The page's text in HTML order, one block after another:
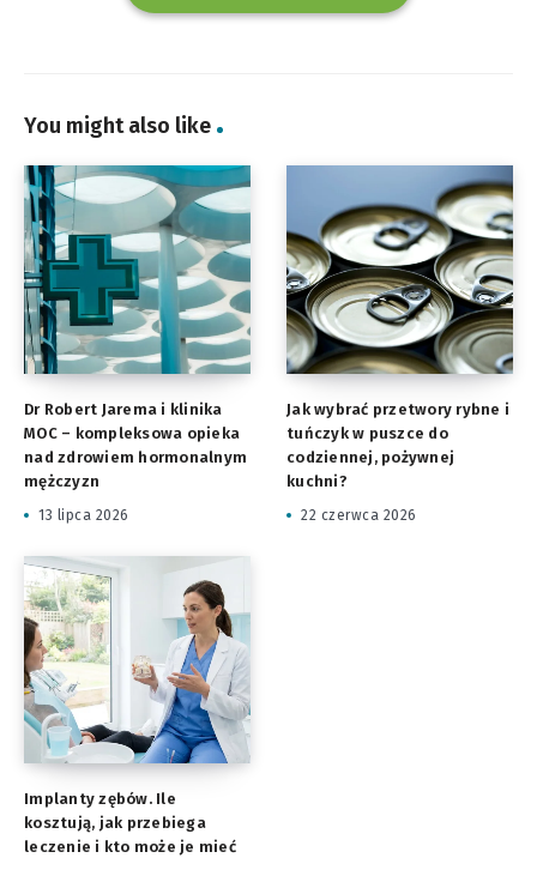
You might also like
Dr Robert Jarema i klinika
MOC – kompleksowa opieka
nad zdrowiem hormonalnym
mężczyzn
13 lipca 2026
Jak wybrać przetwory rybne i
tuńczyk w puszce do
codziennej, pożywnej
kuchni?
22 czerwca 2026
Implanty zębów. Ile
kosztują, jak przebiega
leczenie i kto może je mieć